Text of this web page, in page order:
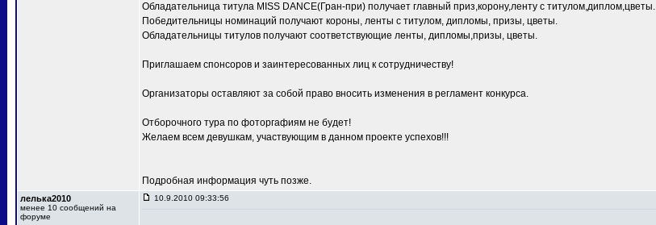
Обладательница титула MISS DANCE(Гран-при) получает главный приз,корону,ленту с титулом,диплом,цветы.
Победительницы номинаций получают короны, ленты с титулом, дипломы, призы, цветы.
Обладательницы титулов получают соответствующие ленты, дипломы,призы, цветы.
Приглашаем спонсоров и заинтересованных лиц к сотрудничеству!
Организаторы оставляют за собой право вносить изменения в регламент конкурса.
Отборочного тура по фоторгафиям не будет!
Желаем всем девушкам, участвующим в данном проекте успехов!!!
Подробная информация чуть позже.
лелька2010
менее 10 сообщений на
форуме
10.9.2010 09:33:56